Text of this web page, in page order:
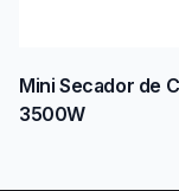
Mini Secador de
3500W